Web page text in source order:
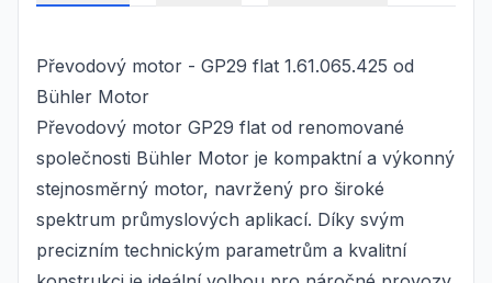
Převodový motor - GP29 flat 1.61.065.425 od
Bühler Motor
Převodový motor GP29 flat od renomované
společnosti Bühler Motor je kompaktní a výkonný
stejnosměrný motor, navržený pro široké
spektrum průmyslových aplikací. Díky svým
precizním technickým parametrům a kvalitní